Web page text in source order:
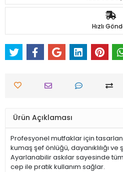
Hızlı
Ürün Açıklaması
Profesyonel mutfaklar için
kumaş şef önlüğü, dayanıklılığı ve
Ayarlanabilir askılar sayesinde
cep ile pratik kullanım sağlar.